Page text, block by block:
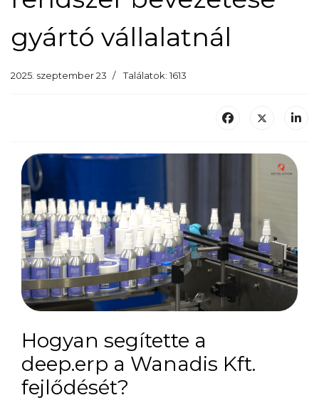
gyártó vállalatnál
2025. szeptember 23 Találatok: 1613
Hogyan segítette a
deep.erp a Wanadis Kft.
fejlődését?